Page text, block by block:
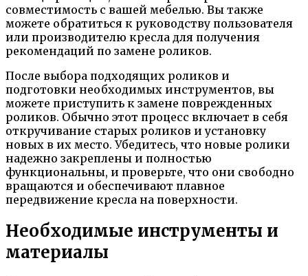
совместимость с вашей мебелью. Вы также
можете обратиться к руководству пользователя
или производителю кресла для получения
рекомендаций по замене роликов.
После выбора подходящих роликов и
подготовки необходимых инструментов, вы
можете приступить к замене поврежденных
роликов. Обычно этот процесс включает в себя
откручивание старых роликов и установку
новых в их место. Убедитесь, что новые ролики
надежно закреплены и полностью
функциональны, и проверьте, что они свободно
вращаются и обеспечивают плавное
передвижение кресла на поверхности.
Необходимые инструменты и
материалы